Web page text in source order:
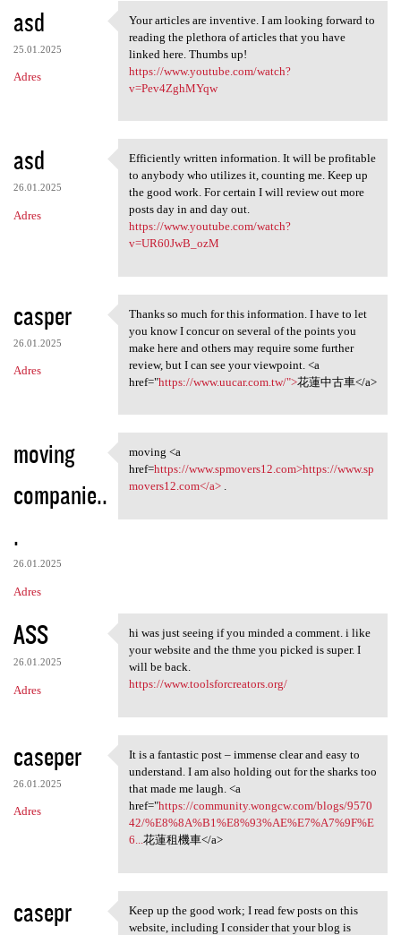
asd
25.01.2025
Adres
Your articles are inventive.
Your articles are inventive. I am looking forward to
reading the plethora of articles that you have
linked here. Thumbs up!
https://www.youtube.com/watch?
v=Pev4ZghMYqw
asd
26.01.2025
Adres
Efficiently written
Efficiently written information. It will be profitable
to anybody who utilizes it, counting me. Keep up
the good work. For certain I will review out more
posts day in and day out.
https://www.youtube.com/watch?
v=UR60JwB_ozM
casper
26.01.2025
Adres
Thanks so much for this
Thanks so much for this information. I have to let
you know I concur on several of the points you
make here and others may require some further
review, but I can see your viewpoint. <a
href="https://www.uucar.com.tw/">花蓮中古車</a>
moving
companie..
.
26.01.2025
Adres
moving <a href=https://www
moving <a
href=https://www.spmovers12.com>https://www.sp
movers12.com</a>.
ASS
26.01.2025
Adres
hi was just seeing if you
hi was just seeing if you minded a comment. i like
your website and the thme you picked is super. I
will be back.
https://www.toolsforcreators.org/
caseper
26.01.2025
Adres
It is a fantastic post –
It is a fantastic post – immense clear and easy to
understand. I am also holding out for the sharks too
that made me laugh. <a
href="https://community.wongcw.com/blogs/9570
42/%E8%8A%B1%E8%93%AE%E7%A7%9F%E
6... 花蓮租機車</a>
casepr Keep up the good work; I read
Keep up the good work; I read few posts on this
website, including I consider that your blog is